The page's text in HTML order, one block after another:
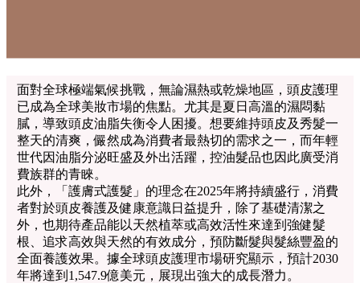
面對全球極端氣候挑戰，無論濕熱或乾燥地區，頭皮護理
已成為全球美妝市場的焦點。尤其是夏日高溫的濕悶黏
膩，導致頭皮油脂失衡令人困擾。想要維持頭皮及秀髮一
整天的清爽，儼然成為消費者最熱切的需求之一，而年輕
世代因油脂分泌旺盛及外出活躍，控油髮品也因此廣受消
費族群的青睞。
此外，「護膚式護髮」的理念在2025年將持續盛行，消費
者對於頭皮養護及健康意識日益提升，除了基礎清潔之
外，也期待產品能以天然植萃或高效活性來達到強健髮
根、追求高效與天然的有效成分，預防斷髮與髮絲豐盈的
全面養護效果。據全球頭皮護理市場研究顯示，預計2030
年將達到1,547.9億美元，展現出強大的成長潛力。